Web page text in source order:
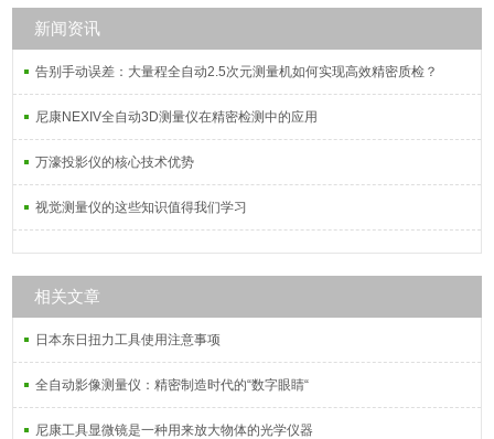
新闻资讯
告别手动误差：大量程全自动2.5次元测量机如何实现高效精密质检？
尼康NEXIV全自动3D测量仪在精密检测中的应用
万濠投影仪的核心技术优势
视觉测量仪的这些知识值得我们学习
相关文章
日本东日扭力工具使用注意事项
全自动影像测量仪：精密制造时代的“数字眼睛“
尼康工具显微镜是一种用来放大物体的光学仪器